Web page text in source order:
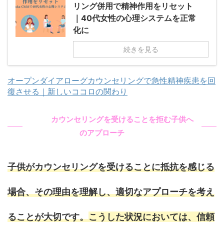
リング併用で精神作用をリセット
｜40代女性の心理システムを正常
化に
続きを見る
オープンダイアローグカウンセリングで急性精神疾患を回
復させる｜新しいココロの関わり
カウンセリングを受けることを拒む子供へ
のアプローチ
子供がカウンセリングを受けることに抵抗を感じる
場合、その理由を理解し、適切なアプローチを考え
ることが大切です。こうした状況においては、信頼